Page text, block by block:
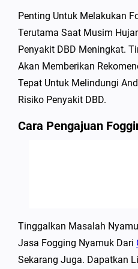
Penting Untuk Melakukan
Terutama Saat Musim
Penyakit DBD Meningkat.
Akan Memberikan
Tepat Untuk Melindungi
Risiko Penyakit DBD.
Cara Pengajuan
Tinggalkan Masalah
Jasa Fogging Nyamuk Dari
Sekarang Juga. Dapatkan